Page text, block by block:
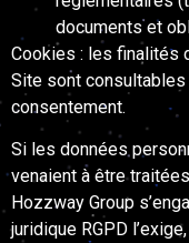
documents et
Cookies : les finalités
Site sont
consentement.
Si les données
venaient à être
Hozzway Group
juridique RGPD